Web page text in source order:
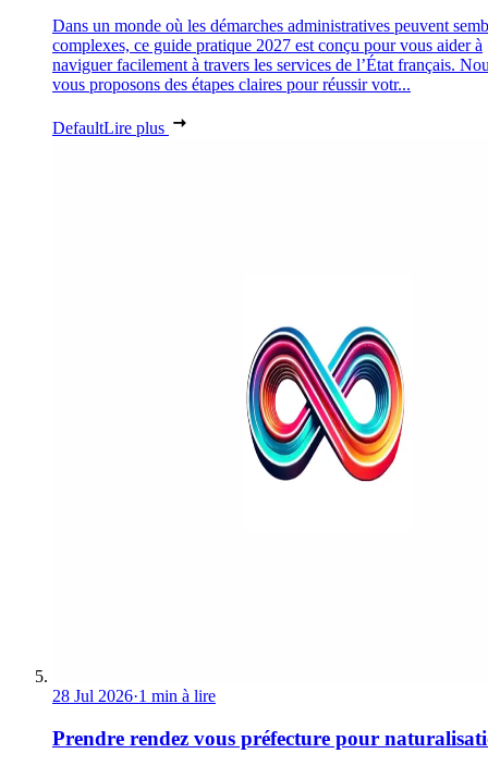
Dans un monde où les démarches administratives peuvent
complexes, ce guide pratique 2027 est conçu pour vous aider à
naviguer facilement à travers les services de l’État français.
vous proposons des étapes claires pour réussir votr...
DefaultLire plus
28 Jul 2026·1 min à lire
Prendre rendez vous préfecture pour